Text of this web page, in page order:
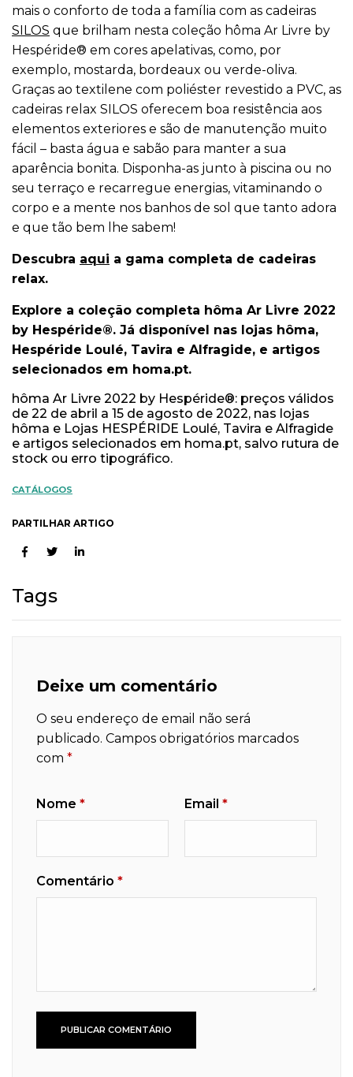
mais o conforto de toda a família com as cadeiras
SILOS que brilham nesta coleção hôma Ar Livre by
Hespéride® em cores apelativas, como, por
exemplo, mostarda, bordeaux ou verde-oliva.
Graças ao textilene com poliéster revestido a PVC, as
cadeiras relax SILOS oferecem boa resistência aos
elementos exteriores e são de manutenção muito
fácil – basta água e sabão para manter a sua
aparência bonita. Disponha-as junto à piscina ou no
seu terraço e recarregue energias, vitaminando o
corpo e a mente nos banhos de sol que tanto adora
e que tão bem lhe sabem!
Descubra aqui a gama completa de cadeiras
relax.
Explore a coleção completa hôma Ar Livre 2022
by Hespéride®. Já disponível nas lojas hôma,
Hespéride Loulé, Tavira e Alfragide, e artigos
selecionados em homa.pt.
hôma Ar Livre 2022 by Hespéride®: preços válidos
de 22 de abril a 15 de agosto de 2022, nas lojas
hôma e Lojas HESPÉRIDE Loulé, Tavira e Alfragide
e artigos selecionados em homa.pt, salvo rutura de
stock ou erro tipográfico.
CATÁLOGOS
PARTILHAR ARTIGO
Tags
Deixe um comentário
O seu endereço de email não será
publicado. Campos obrigatórios marcados
com *
Nome * Email *
Comentário *